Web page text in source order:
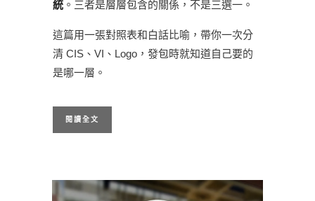
統 。三者是層層包含的關係，不是三選一。
這篇用一張對照表和白話比喻，帶你一次分
清 CIS、VI、Logo，發包時就知道自己要的
是哪一層。
閱讀全文